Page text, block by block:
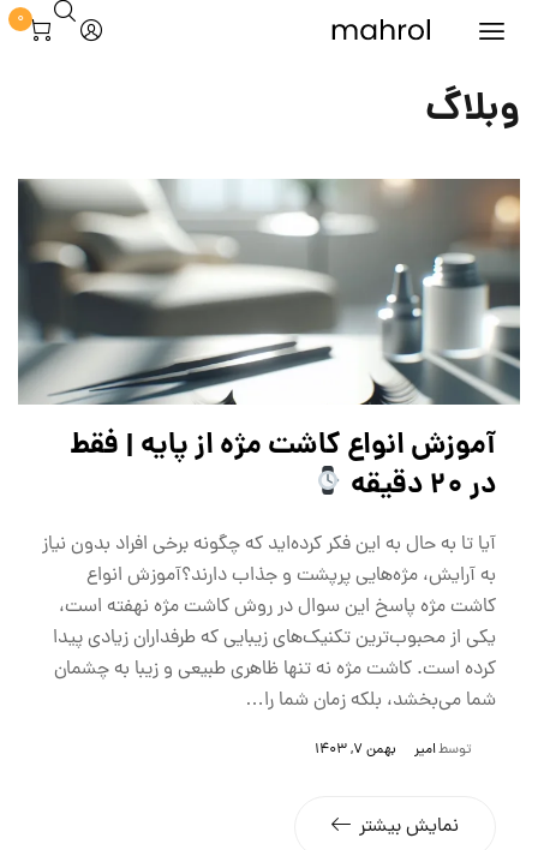
0
وبلاگ
آموزش انواع کاشت مژه از پایه | فقط
در 20 دقیقه
آیا تا به حال به این فکر کرده‌اید که چگونه برخی افراد بدون نیاز
به آرایش، مژه‌هایی پرپشت و جذاب دارند؟آموزش انواع
کاشت مژه پاسخ این سوال در روش کاشت مژه نهفته است،
یکی از محبوب‌ترین تکنیک‌های زیبایی که طرفداران زیادی پیدا
کرده است. کاشت مژه نه تنها ظاهری طبیعی و زیبا به چشمان
شما می‌بخشد، بلکه زمان شما را…
توسطامیر بهمن 7, 1403
نمایش بیشتر